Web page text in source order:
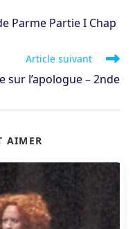
Parme Partie I Chap
Article suivant
sur l’apologue – 2nde
AIMER